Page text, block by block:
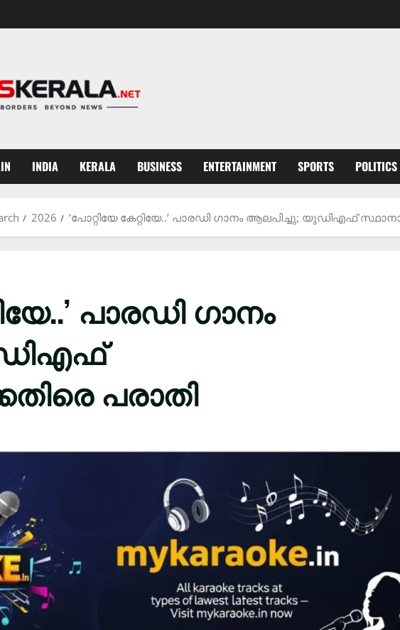
INDIA KERALA BUSINESS ENTERTAINMENT SPORTS POLITICS
2026 ‘പോറ്റിയേ കേറ്റിയേ..’ പാരഡി ഗാനം ആലപിച്ചു; യുഡിഎഫ്
പാരഡി ഗാനം
പരാതി